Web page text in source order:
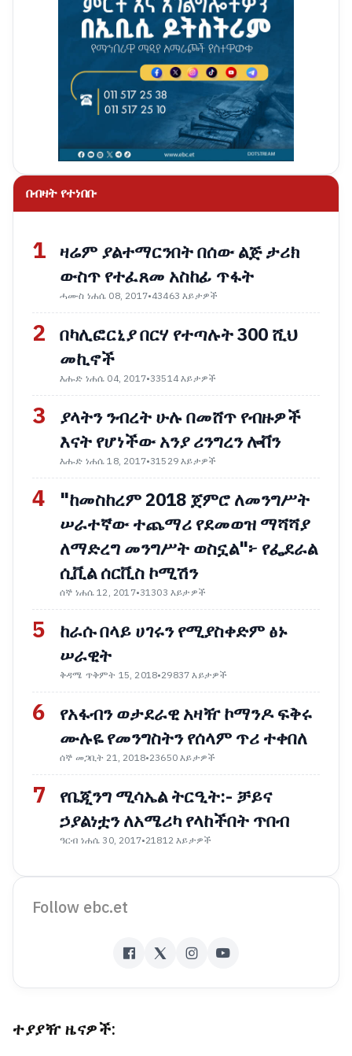
በብዛት የተነበቡ
1 ዛሬም ያልተማርንበት በሰው ልጅ ታሪክ
ውስጥ የተፈጸመ አስከፊ ጥፋት
ሓሙስ ነሐሴ 08, 2017•43463 እይታዎች
2 በካሊፎርኒያ በርሃ የተጣሉት 300 ሺህ
መኪኖች
እሑድ ነሐሴ 04, 2017•33514 እይታዎች
3
ያላትን ንብረት ሁሉ በመሸጥ የብዙዎች
እናት የሆነችው አንያ ሪንግረን ሎቨን
እሑድ ነሐሴ 18, 2017•31529 እይታዎች
4
"ከመስከረም 2018 ጀምሮ ለመንግሥት
ሠራተኛው ተጨማሪ የደመወዝ ማሻሻያ
ለማድረግ መንግሥት ወስኗል"፦ የፌደራል
ሲቪል ሰርቪስ ኮሚሽን
ሰኞ ነሐሴ 12, 2017•31303 እይታዎች
5
ከራሱ በላይ ሀገሩን የሚያስቀድም ፅኑ
ሠራዊት
ቅዳሜ ጥቅምት 15, 2018•29837 እይታዎች
6
የአፋብን ወታደራዊ አዛዥ ኮማንዶ ፍቅሩ
ሙሉዬ የመንግስትን የሰላም ጥሪ ተቀበለ
ሰኞ መጋቢት 21, 2018•23650 እይታዎች
7
የቤጂንግ ሚሳኤል ትርዒት:- ቻይና
ኃያልነቷን ለአሜሪካ የላከችበት ጥበብ
ዓርብ ነሐሴ 30, 2017•21812 እይታዎች
Follow ebc.et
ተያያዥ ዜናዎች: